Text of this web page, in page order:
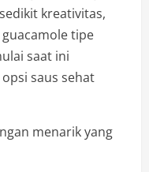
kreativitas,
tipe
saat ini
saus sehat
menarik yang